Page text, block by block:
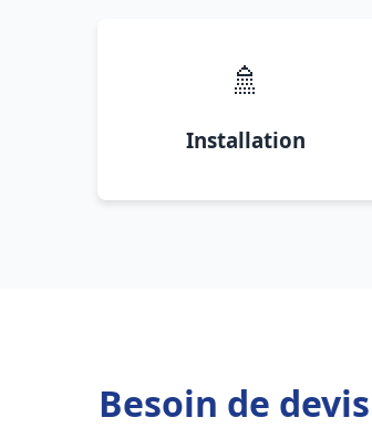
🚿
Installation
Besoin de